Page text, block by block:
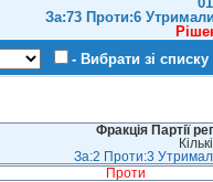
За:73 Проти:6
- Вибрати зі списку
Фракція Партії
За:2 Проти:3
Проти